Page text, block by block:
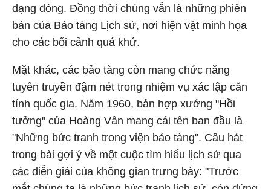
dạng đóng. Đồng thời chúng vẫn là những phiên
bản của Bảo tàng Lịch sử, nơi hiện vật minh họa
cho các bối cảnh quá khứ.
Mặt khác, các bảo tàng còn mang chức năng
tuyên truyền đậm nét trong nhiệm vụ xác lập căn
tính quốc gia. Năm 1960, bản hợp xướng "Hồi
tưởng" của Hoàng Vân mang cái tên ban đầu là
"Những bức tranh trong viện bảo tàng". Câu hát
trong bài gợi ý về một cuộc tìm hiểu lịch sử qua
các diễn giải của không gian trưng bày: "Trước